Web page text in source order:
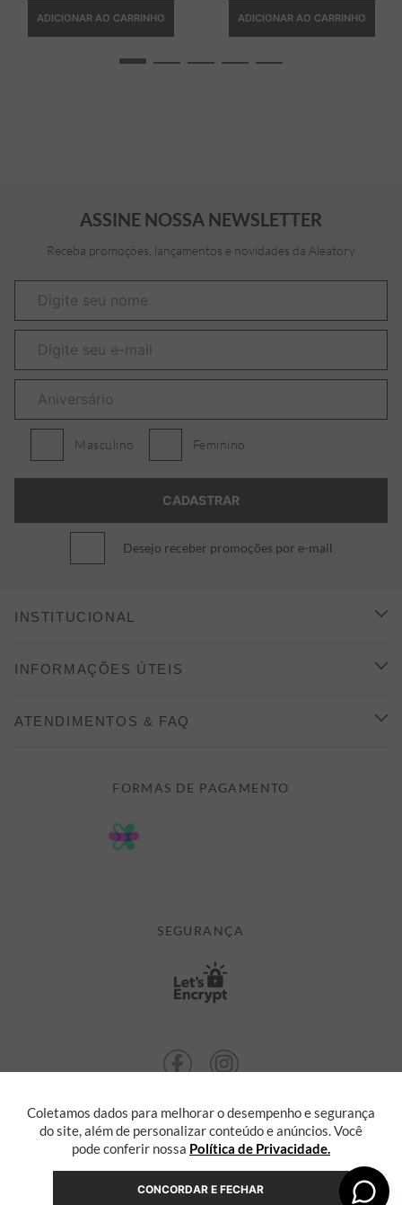
Coletamos dados para melhorar o desempenho e segurança
do site, além de personalizar conteúdo e anúncios. Você
pode conferir nossa Política de Privacidade.
CONCORDAR E FECHAR
ADICIONAR AO CARRINHO ADICIONAR AO CARRINHO
ASSINE NOSSA NEWSLETTER
Receba promoções, lançamentos e novidades da Aleatory
Masculino Feminino
Desejo receber promoções por e-mail
INSTITUCIONAL
CONHEÇA A ALEATORY
INFORMAÇÕES ÚTEIS
FORMAS DE PAGAMENTO
POLÍTICA DE PRIVACIDADE
ATENDIMENTOS & FAQ
ATENDIMENTO@ALEATORYSTORE.COM.BR
FORMAS DE PAGAMENTO
SEGURANÇA
ALEATORY @ 2013 TODOS OS DIREITOS RESERVADOS. Radasha Comércio
Eletrônico e Serviços Ltda, com sede na Rua F, nº 329, LT12 QDXI
Serra, Espírito Santo - ES, inscrita no CNPJ sob o nº 55.871.646/0001-36